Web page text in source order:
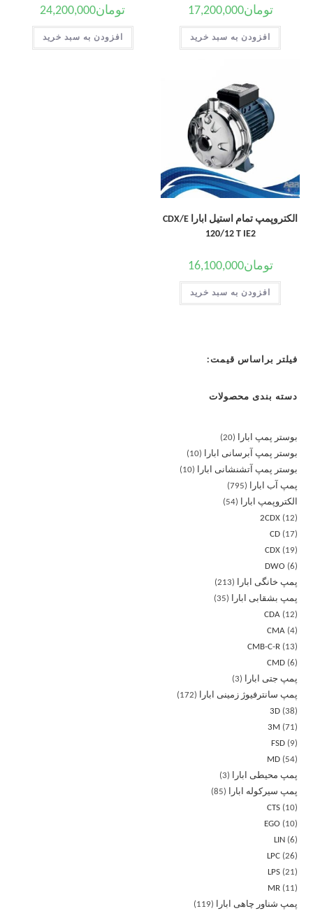
تومان17,200,000
افزودن به سبد خرید
تومان24,200,000
افزودن به سبد خرید
الکتروپمپ تمام استیل ابارا CDX/E
120/12 T IE2
تومان16,100,000
افزودن به سبد خرید
فیلتر براساس قیمت:
دسته بندی محصولات
بوستر پمپ ابارا
20
بوستر پمپ آبرسانی ابارا
10
بوستر پمپ آتشنشانی ابارا
10
پمپ آب ابارا
795
الکتروپمپ ابارا
54
2CDX
12
CD
17
CDX
19
DWO
6
پمپ خانگی ابارا
213
پمپ بشقابی ابارا
35
CDA
12
CMA 4
CMB-C-R
13
CMD 6
پمپ جتی ابارا
3
پمپ سانترفیوژ زمینی ابارا
172
3D 38
3M
71
FSD
9
MD
54
پمپ محیطی ابارا
3
پمپ سیرکوله ابارا
85
CTS
10
EGO
10
LIN
6
LPC 26
LPS 21
MR
11
پمپ شناور چاهی ابارا
119